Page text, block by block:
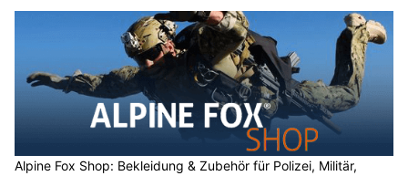
Alpine Fox Shop: Bekleidung & Zubehör für Polizei, Militär,